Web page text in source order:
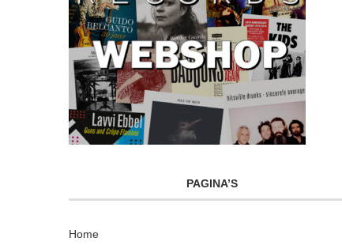
PAGINA’S
Home